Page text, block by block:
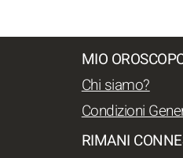
MIO
Chi siamo?
Condizioni
RIMANI